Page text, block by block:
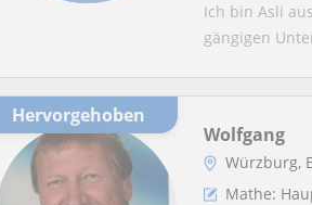
Ich bin Asli
gängigen
Hervorgehoben
Wolfgang
Würzburg,
Mathe: